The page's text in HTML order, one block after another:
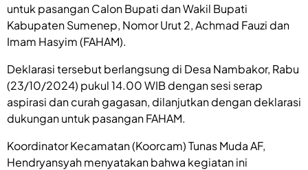
untuk pasangan Calon Bupati dan Wakil Bupati
Kabupaten Sumenep, Nomor Urut 2, Achmad Fauzi dan
Imam Hasyim (FAHAM).
Deklarasi tersebut berlangsung di Desa Nambakor, Rabu
(23/10/2024) pukul 14.00 WIB dengan sesi serap
aspirasi dan curah gagasan, dilanjutkan dengan deklarasi
dukungan untuk pasangan FAHAM.
Koordinator Kecamatan (Koorcam) Tunas Muda AF,
Hendryansyah menyatakan bahwa kegiatan ini